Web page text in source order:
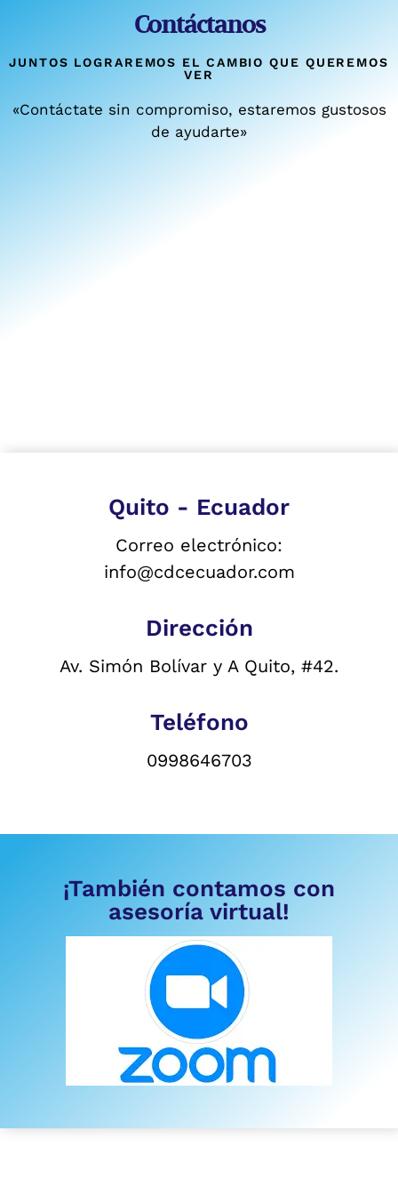
Contáctanos
JUNTOS LOGRAREMOS EL CAMBIO QUE QUEREMOS
VER
«Contáctate sin compromiso, estaremos gustosos
de ayudarte»
Quito - Ecuador
Correo electrónico:
info@cdcecuador.com
Dirección
Av. Simón Bolívar y A Quito, #42.
Teléfono
0998646703
¡También contamos con
asesoría virtual!